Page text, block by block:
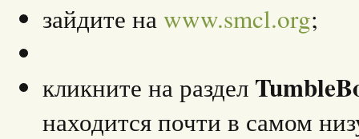
зайдите наwww.smcl.org;
кликните на раздел
находится почти в самом